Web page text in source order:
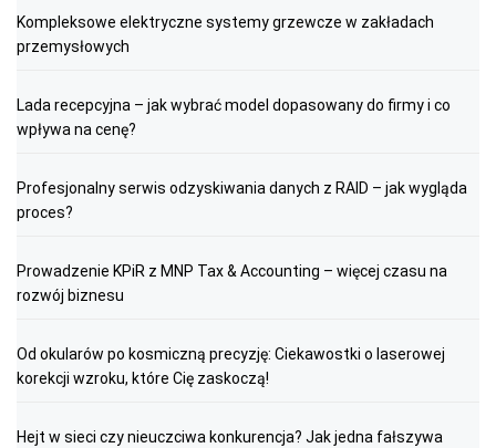
Kompleksowe elektryczne systemy grzewcze w zakładach
przemysłowych
Lada recepcyjna – jak wybrać model dopasowany do firmy i co
wpływa na cenę?
Profesjonalny serwis odzyskiwania danych z RAID – jak wygląda
proces?
Prowadzenie KPiR z MNP Tax & Accounting – więcej czasu na
rozwój biznesu
Od okularów po kosmiczną precyzję: Ciekawostki o laserowej
korekcji wzroku, które Cię zaskoczą!
Hejt w sieci czy nieuczciwa konkurencja? Jak jedna fałszywa